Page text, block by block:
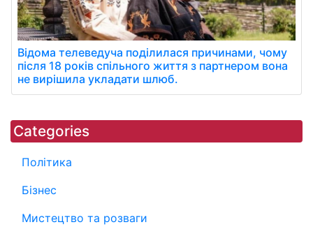
Відома телеведуча поділилася причинами, чому
після 18 років спільного життя з партнером вона
не вирішила укладати шлюб.
Categories
Політика
Бізнес
Мистецтво та розваги